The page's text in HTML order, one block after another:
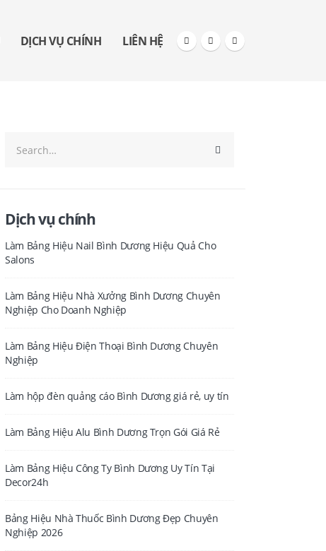
DỊCH VỤ CHÍNH LIÊN HỆ
Dịch vụ chính
Làm Bảng Hiệu Nail Bình Dương Hiệu Quả Cho
Salons
Làm Bảng Hiệu Nhà Xưởng Bình Dương Chuyên
Nghiệp Cho Doanh Nghiệp
Làm Bảng Hiệu Điện Thoại Bình Dương Chuyên
Nghiệp
Làm hộp đèn quảng cáo Bình Dương giá rẻ, uy tín
Làm Bảng Hiệu Alu Bình Dương Trọn Gói Giá Rẻ
Làm Bảng Hiệu Công Ty Bình Dương Uy Tín Tại
Decor24h
Bảng Hiệu Nhà Thuốc Bình Dương Đẹp Chuyên
Nghiệp 2026